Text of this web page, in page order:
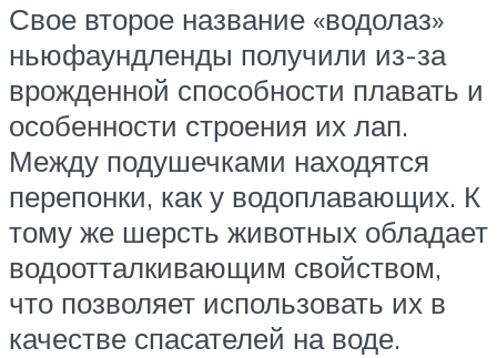
Свое второе название «водолаз»
ньюфаундленды получили из-за
врожденной способности плавать и
особенности строения их лап.
Между подушечками находятся
перепонки, как у водоплавающих. К
тому же шерсть животных обладает
водоотталкивающим свойством,
что позволяет использовать их в
качестве спасателей на воде.